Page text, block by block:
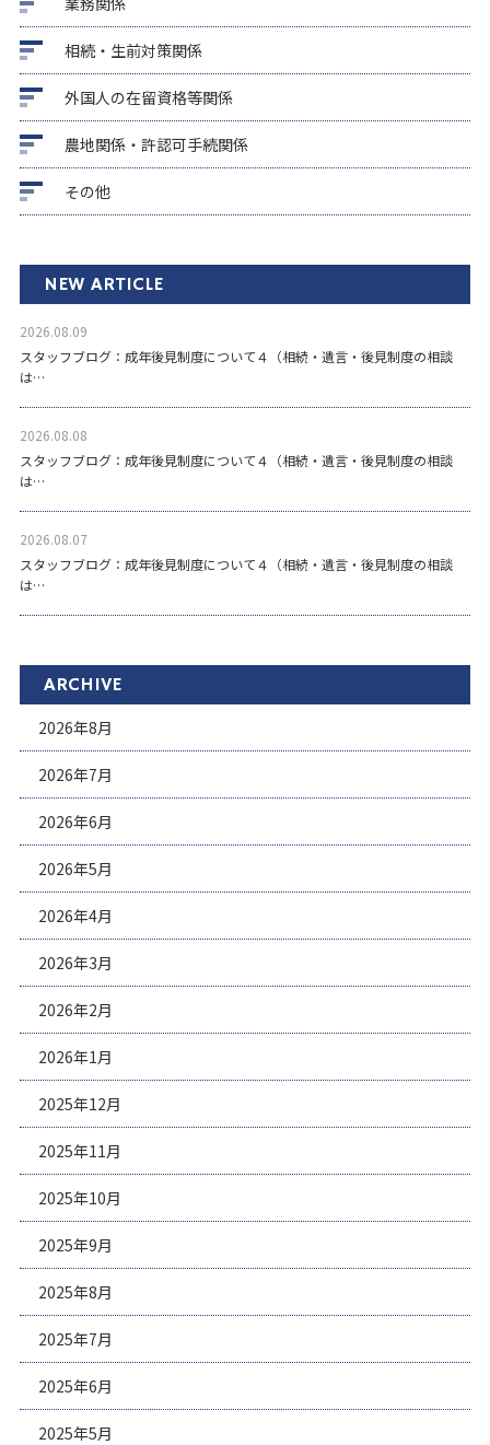
相続・生前対策関係
外国人の在留資格等関係
農地関係・許認可手続関係
その他
NEW ARTICLE
2026.08.09
スタッフブログ：成年後見制度について４（相続・遺言・後見制度の相談
は…
2026.08.08
スタッフブログ：成年後見制度について４（相続・遺言・後見制度の相談
は…
2026.08.07
スタッフブログ：成年後見制度について４（相続・遺言・後見制度の相談
は…
ARCHIVE
2026年8月
2026年7月
2026年6月
2026年5月
2026年4月
2026年3月
2026年2月
2026年1月
2025年12月
2025年11月
2025年10月
2025年9月
2025年8月
2025年7月
2025年6月
2025年5月